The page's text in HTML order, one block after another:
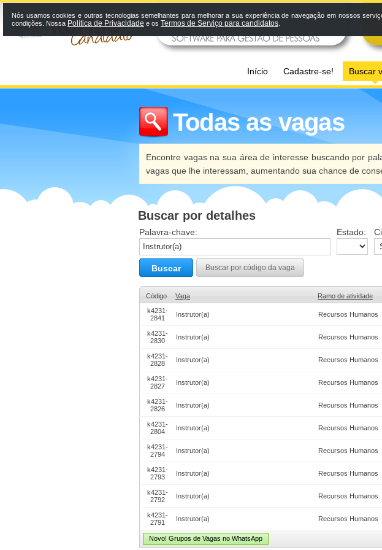
Início Cadastre-se! Buscar
Todas as vagas
Encontre vagas na sua área de interesse buscando por
vagas que lhe interessam, aumentando sua chance de
Buscar por detalhes
Palavra-chave: Estado:
Buscar Buscar por código da vaga
Código Vaga Ramo de atividade
k4231-
2841
Instrutor(a) Recursos Humanos
k4231-
2830
Instrutor(a) Recursos Humanos
k4231-
2828
Instrutor(a) Recursos Humanos
k4231-
2827
Instrutor(a) Recursos Humanos
k4231-
2826
Instrutor(a) Recursos Humanos
k4231-
2804
Instrutor(a) Recursos Humanos
k4231-
2794
Instrutor(a) Recursos Humanos
k4231-
2793
Instrutor(a) Recursos Humanos
k4231-
2792
Instrutor(a) Recursos Humanos
k4231-
2791
Instrutor(a) Recursos Humanos
Novo! Grupos de Vagas no WhatsApp
Nós usamos cookies e outras tecnologias semelhantes para melhorar a sua experiência de navegação em nossos
condições. Nossa Política de Privacidade e os Termos de Serviço para candidatos